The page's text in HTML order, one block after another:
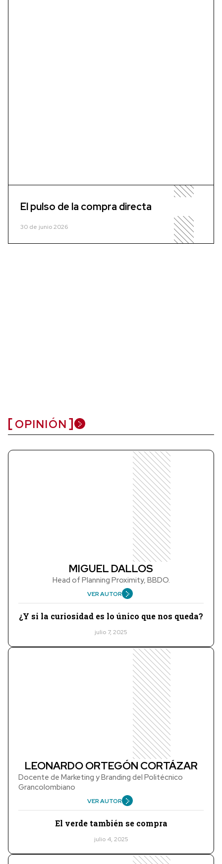
El pulso de la compra directa
30 de junio 2026
OPINIÓN
MIGUEL DALLOS
Head of Planning Proximity, BBDO.
VER AUTOR
¿Y si la curiosidad es lo único que nos queda?
julio 7, 2025
LEONARDO ORTEGÓN CORTÁZAR
Docente de Marketing y Branding del Politécnico
Grancolombiano
VER AUTOR
El verde también se compra
julio 4, 2025